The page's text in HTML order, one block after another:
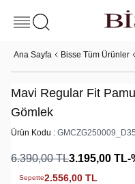
Ana Sayfa Bisse Tüm Ürünler
Mavi Regular Fit
Gömlek
Ürün Kodu : GMCZG250009_D35
6.390,00TL3.195,00 TL-
Sepette2.556,00 TL